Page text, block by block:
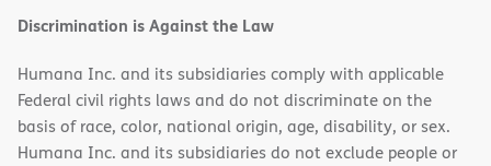
Discrimination is Against the Law
Humana Inc. and its subsidiaries comply with applicable
Federal civil rights laws and do not discriminate on the
basis of race, color, national origin, age, disability, or sex.
Humana Inc. and its subsidiaries do not exclude people or